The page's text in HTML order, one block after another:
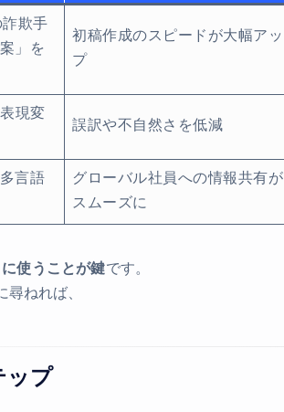
欺手
」を
初稿作成のスピードが大幅アッ
プ
現変
誤訳や不自然さを低減
言語
グローバル社員への情報共有が
スムーズに
使うことが鍵です。
ねれば、
ップ
の応用